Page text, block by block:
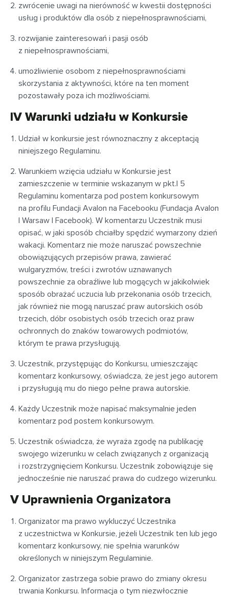
zwrócenie uwagi na nierówność w kwestii dostępności
usług i produktów dla osób z niepełnosprawnościami,
rozwijanie zainteresowań i pasji osób
z niepełnosprawnościami,
umożliwienie osobom z niepełnosprawnościami
skorzystania z aktywności, które na ten moment
pozostawały poza ich możliwościami.
IV Warunki udziału w Konkursie
Udział w konkursie jest równoznaczny z akceptacją
niniejszego Regulaminu.
Warunkiem wzięcia udziału w Konkursie jest
zamieszczenie w terminie wskazanym w pkt.I 5
Regulaminu komentarza pod postem konkursowym
na profilu Fundacji Avalon na Facebooku (Fundacja Avalon
| Warsaw | Facebook). W komentarzu Uczestnik musi
opisać, w jaki sposób chciałby spędzić wymarzony dzień
wakacji. Komentarz nie może naruszać powszechnie
obowiązujących przepisów prawa, zawierać
wulgaryzmów, treści i zwrotów uznawanych
powszechnie za obraźliwe lub mogących w jakikolwiek
sposób obrażać uczucia lub przekonania osób trzecich,
jak również nie mogą naruszać praw autorskich osób
trzecich, dóbr osobistych osób trzecich oraz praw
ochronnych do znaków towarowych podmiotów,
którym te prawa przysługują.
Uczestnik, przystępując do Konkursu, umieszczając
komentarz konkursowy, oświadcza, że jest jego autorem
i przysługują mu do niego pełne prawa autorskie.
Każdy Uczestnik może napisać maksymalnie jeden
komentarz pod postem konkursowym.
Uczestnik oświadcza, że wyraża zgodę na publikację
swojego wizerunku w celach związanych z organizacją
i rozstrzygnięciem Konkursu. Uczestnik zobowiązuje się
jednocześnie nie naruszać prawa do cudzego wizerunku.
V Uprawnienia Organizatora
Organizator ma prawo wykluczyć Uczestnika
z uczestnictwa w Konkursie, jeżeli Uczestnik ten lub jego
komentarz konkursowy, nie spełnia warunków
określonych w niniejszym Regulaminie.
Organizator zastrzega sobie prawo do zmiany okresu
trwania Konkursu. Informacja o tym niezwłocznie